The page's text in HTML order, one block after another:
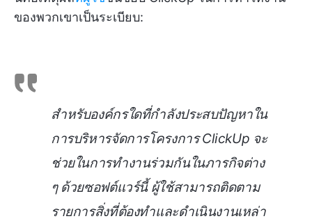
ของพวกเขาเป็นระเบียบ:
สำหรับองค์กรใดที่กำลังประสบปัญหาใน
การบริหารจัดการโครงการ ClickUp จะ
ช่วยในการทำงานร่วมกันในภารกิจต่าง
ๆ ด้วยซอฟต์แวร์นี้ ผู้ใช้สามารถติดตาม
รายการสิ่งที่ต้องทำและดำเนินงานเหล่า